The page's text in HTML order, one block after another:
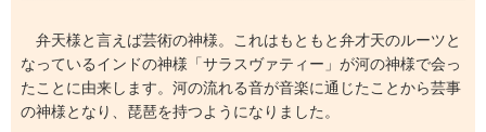
弁天様と言えば芸術の神様。これはもともと弁才天のルーツと
なっているインドの神様「サラスヴァティー」が河の神様で会っ
たことに由来します。河の流れる音が音楽に通じたことから芸事
の神様となり、琵琶を持つようになりました。